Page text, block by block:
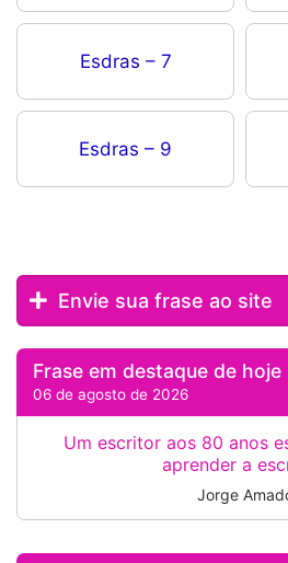
Esdras – 7
Esdras – 9
Envie sua frase ao site
Frase em destaque de hoje
06 de agosto de 2026
Um escritor aos 80 anos
aprender a
Jorge